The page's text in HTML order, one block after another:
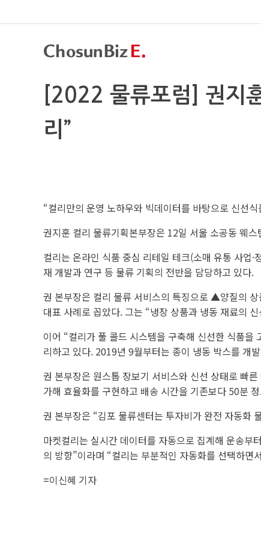
[2022 물류포럼] 권지
리”
“컬리만의 운영 노하우와 빅데이터를 바탕으로 신선
권지훈 컬리 물류기획본부장은 12일 서울 소공동 웨
컬리는 온라인 식품 중심 리테일 테크(소매 유통 사업
재 개발과 연구 등 물류 기획의 전반을 담당하고 있다.
권 본부장은 컬리 물류 서비스의 특징으로 ▲양질의
대표 사례로 꼽았다. 그는 “냉장 상품과 냉동 재료의
이어 “컬리가 풀 콜드 시스템을 구축해 신선한 식품
리하고 있다. 2019년 9월부터는 종이 냉동 박스를 개
권 본부장은 원스톱 장보기 서비스와 신선 상태로 빠
가해 효율화를 구현하고 배송 시간을 기존보다 50분
권 본부장은 “김포 물류센터는 투자비가 완전 자동화
마켓컬리는 실시간 데이터를 자동으로 집계해 운송부
의 방향”이라며 “컬리는 부분적인 자동화를 선택하
=이신혜 기자